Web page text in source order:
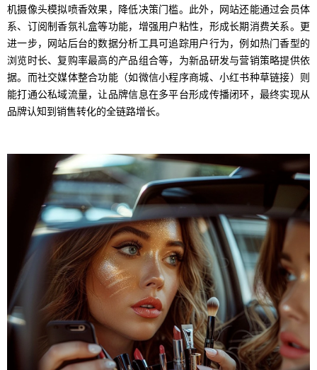
机摄像头模拟喷香效果，降低决策门槛。此外，网站还能通过会员体
系、订阅制香氛礼盒等功能，增强用户粘性，形成长期消费关系。更
进一步，网站后台的数据分析工具可追踪用户行为，例如热门香型的
浏览时长、复购率最高的产品组合等，为新品研发与营销策略提供依
据。而社交媒体整合功能（如微信小程序商城、小红书种草链接）则
能打通公私域流量，让品牌信息在多平台形成传播闭环，最终实现从
品牌认知到销售转化的全链路增长。